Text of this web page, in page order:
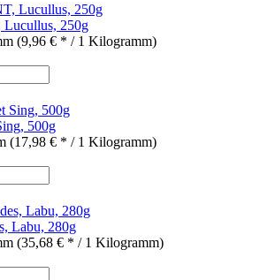
250g
(9,96 € * / 1 Kilogramm)
500g
(17,98 € * / 1 Kilogramm)
Labu, 280g
(35,68 € * / 1 Kilogramm)